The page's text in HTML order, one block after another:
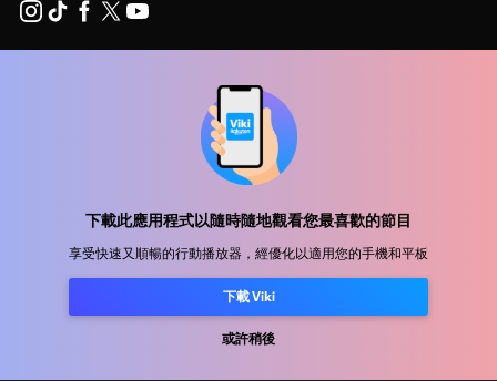
下載此應用程式以隨時隨地觀看您最喜歡的節目
享受快速又順暢的行動播放器，經優化以適用您的手機和平板
下載 Viki
或許稍後